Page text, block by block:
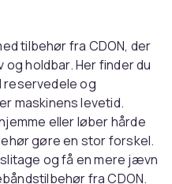
tilbehør fra CDON, der
holdbar. Her finder du
reservedele og
maskinens levetid.
eller løber hårde
gøre en stor forskel.
og få en mere jævn
fra CDON.